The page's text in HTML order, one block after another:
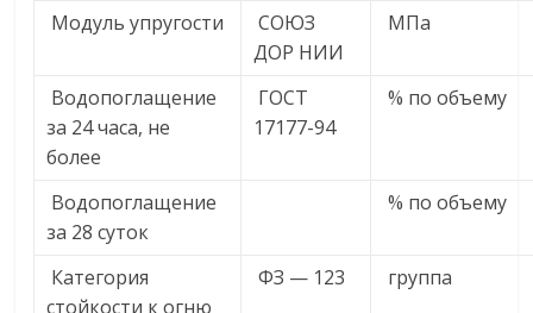
Модуль упругости
СОЮЗ
ДОР НИИ
МПа
Водопоглащение
за 24 часа, не
более
ГОСТ
17177-94
% по объему
Водопоглащение
за 28 суток
% по объему
Категория
стойкости к огню
ФЗ — 123 группа